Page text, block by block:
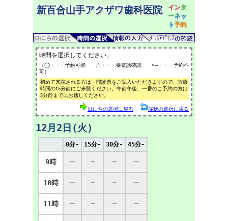
新百合山手アクザワ歯科医院 インタ
ーネッ
ト予約
時間を選択してください。
（◯・・・予約可能 △・・・要電話確認 ×─・・・予約不
可）
初めて来院される方は、問診票をご記入いただきますので、診療
時間の15分前にご来院ください。午前午後、一番のご予約の方は
5分前までにお越しください。
日にちの選択に戻る 症状の選択に戻る
12月2日(火)
0分- 15分- 30分- 45分-
9時 ─ ─ ─ ─
10時 ─ ─ ─ ─
11時 ─ ─ ─ ─